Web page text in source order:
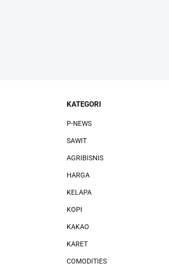
KATEGORI
P-NEWS
SAWIT
AGRIBISNIS
HARGA
KELAPA
KOPI
KAKAO
KARET
COMODITIES